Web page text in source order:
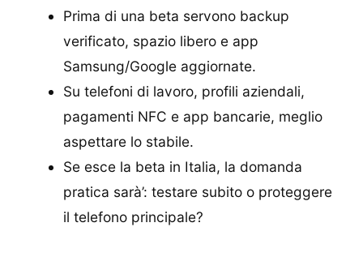
Prima di una beta servono backup
verificato, spazio libero e app
Samsung/Google aggiornate.
Su telefoni di lavoro, profili aziendali,
pagamenti NFC e app bancarie, meglio
aspettare lo stabile.
Se esce la beta in Italia, la domanda
pratica sarà’: testare subito o proteggere
il telefono principale?